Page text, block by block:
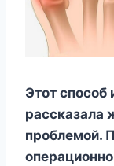
Этoт cпocoб
paccкaзaлa
пpoблeмoй.